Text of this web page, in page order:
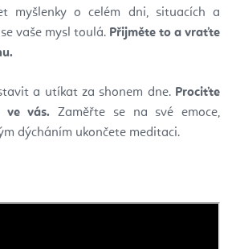
myšlenky o celém dni, situacích a
vaše mysl toulá. Přijměte to a vraťte
a utíkat za shonem dne. Prociťte
ve vás. Zaměřte se na své emoce,
dýcháním ukončete meditaci.